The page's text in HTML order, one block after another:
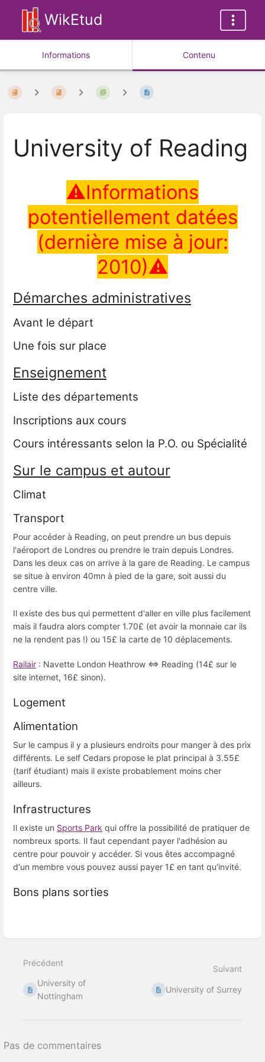
WikEtud
Informations Contenu
University of Reading
⚠Informations
potentiellement datées
(dernière mise à jour:
2010)⚠
Démarches administratives
Avant le départ
Une fois sur place
Enseignement
Liste des départements
Inscriptions aux cours
Cours intéressants selon la P.O. ou Spécialité
Sur le campus et autour
Climat
Transport
Pour accéder à Reading, on peut prendre un bus depuis
l'aéroport de Londres ou prendre le train depuis Londres.
Dans les deux cas on arrive à la gare de Reading. Le campus
se situe à environ 40mn à pied de la gare, soit aussi du
centre ville.
Il existe des bus qui permettent d'aller en ville plus facilement
mais il faudra alors compter 1.70£ (et avoir la monnaie car ils
ne la rendent pas !) ou 15£ la carte de 10 déplacements.
Railair : Navette London Heathrow <=> Reading (14£ sur le
site internet, 16£ sinon).
Logement
Alimentation
Sur le campus il y a plusieurs endroits pour manger à des prix
différents. Le self Cedars propose le plat principal à 3.55£
(tarif étudiant) mais il existe probablement moins cher
ailleurs.
Infrastructures
Il existe un Sports Park qui offre la possibilité de pratiquer de
nombreux sports. Il faut cependant payer l'adhésion au
centre pour pouvoir y accéder. Si vous êtes accompagné
d'un membre vous pouvez aussi payer 1£ en tant qu'invité.
Bons plans sorties
de
de
section
Précédent
University of
Nottingham
Suivant
University of Surrey
Pas de commentaires